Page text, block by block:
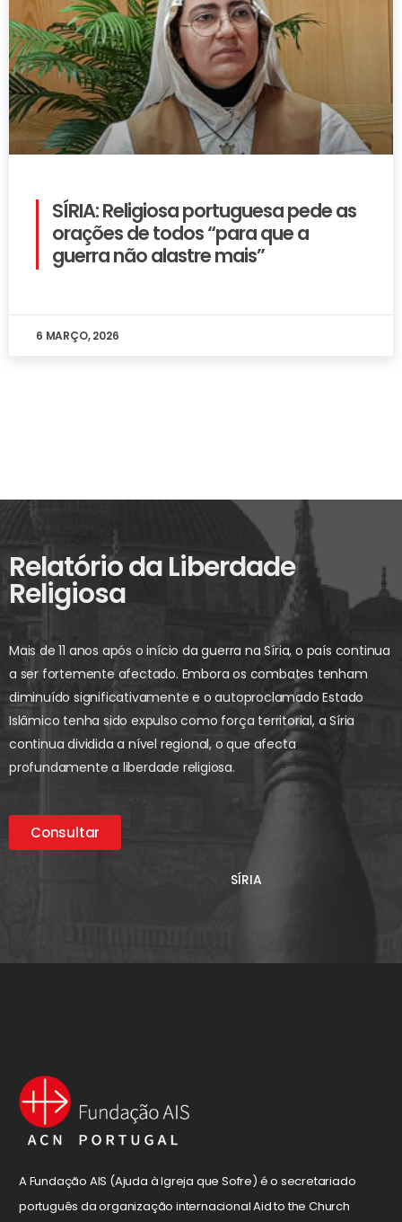
SÍRIA: Religiosa portuguesa pede as
orações de todos “para que a
guerra não alastre mais”
6 MARÇO, 2026
Relatório da Liberdade
Religiosa
Mais de 11 anos após o início da guerra na Síria, o país continua
a ser fortemente afectado. Embora os combates tenham
diminuído significativamente e o autoproclamado Estado
Islâmico tenha sido expulso como força territorial, a Síria
continua dividida a nível regional, o que afecta
profundamente a liberdade religiosa.
Consultar
SÍRIA
A Fundação AIS (Ajuda à Igreja que Sofre) é o secretariado
português da organização internacional Aid to the Church